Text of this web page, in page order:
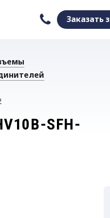
Заказать
SFH-